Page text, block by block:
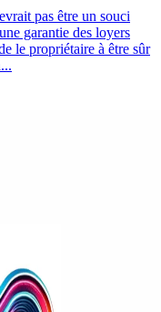
pas être un souci
garantie des loyers
le propriétaire à être sûr